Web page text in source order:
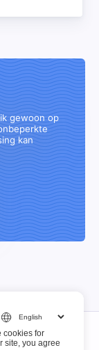
gewoon op
kan
cookies for
site, you agree